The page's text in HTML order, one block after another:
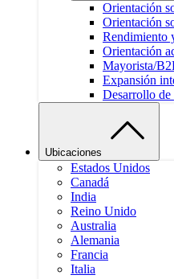
Orientación
Orientación
Rendimiento
Orientación
Mayorista/
Expansión
Desarrollo de
Ubicaciones
Estados Unidos
Canadá
India
Reino Unido
Australia
Alemania
Francia
Italia